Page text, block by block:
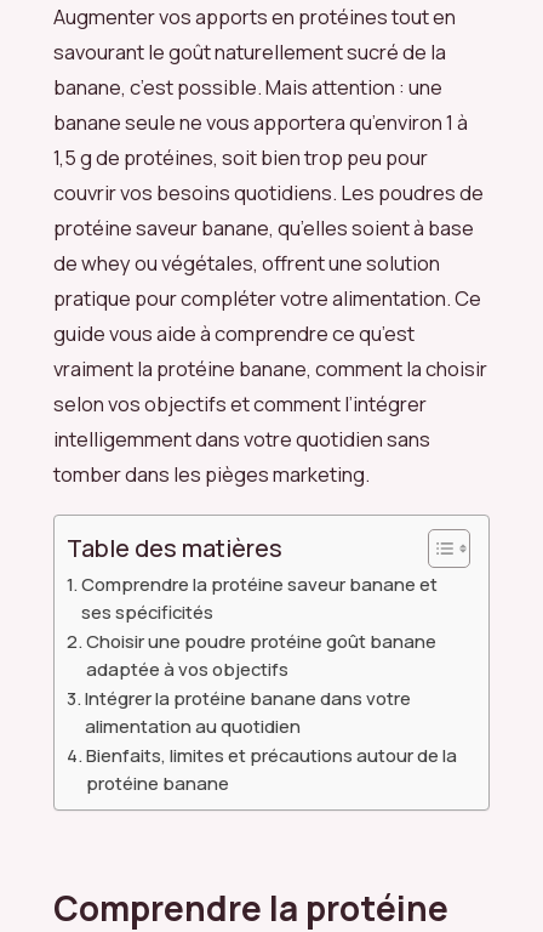
Augmenter vos apports en protéines tout en
savourant le goût naturellement sucré de la
banane, c’est possible. Mais attention : une
banane seule ne vous apportera qu’environ 1 à
1,5 g de protéines, soit bien trop peu pour
couvrir vos besoins quotidiens. Les poudres de
protéine saveur banane, qu’elles soient à base
de whey ou végétales, offrent une solution
pratique pour compléter votre alimentation. Ce
guide vous aide à comprendre ce qu’est
vraiment la protéine banane, comment la choisir
selon vos objectifs et comment l’intégrer
intelligemment dans votre quotidien sans
tomber dans les pièges marketing.
Table des matières
Comprendre la protéine saveur banane et
ses spécificités
Choisir une poudre protéine goût banane
adaptée à vos objectifs
Intégrer la protéine banane dans votre
alimentation au quotidien
Bienfaits, limites et précautions autour de la
protéine banane
Comprendre la protéine